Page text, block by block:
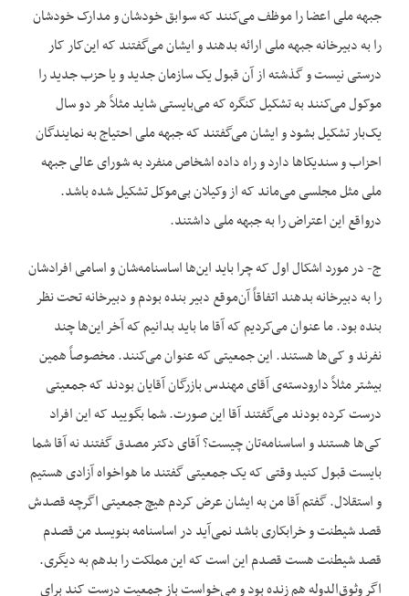
جبهه ملی اعضا را موظف می‌کنند که سوابق خودشان و مدارک خودشان
را به دبیرخانه جبهه ملی ارائه بدهند و ایشان می‌گفتند که این‌کار کار
درستی نیست و گذشته از آن قبول یک سازمان جدید و یا حزب جدید را
موکول می‌کنند به تشکیل کنگره که می‌بایستی شاید مثلاً هر دو سال
یک‌بار تشکیل بشود و ایشان می‌گفتند که جبهه ملی احتیاج به نمایندگان
احزاب و سندیکاها دارد و راه داده اشخاص منفرد به شورای عالی جبهه
ملی مثل مجلسی می‌ماند که از وکیلان بی‌موکل تشکیل شده باشد.
درواقع این اعتراض را به جبهه ملی داشتند.
ج- در مورد اشکال اول که چرا باید این‌ها اساسنامه‌شان و اسامی افرادشان
را به دبیرخانه بدهند اتفاقاً آن‌موقع دبیر بنده بودم و دبیرخانه تحت نظر
بنده بود. ما عنوان می‌کردیم که آقا ما باید بدانیم که آخر این‌ها چند
نفرند و کی‌ها هستند. این جمعیتی که عنوان می‌کنند. مخصوصاً همین
بیشتر مثلاً دارودسته‌ی آقای مهندس بازرگان آقایان بودند که جمعیتی
درست کرده بودند می‌گفتند آقا این صورت. شما بگویید که این افراد
کی‌ها هستند و اساسنامه‌تان چیست؟ آقای دکتر مصدق گفتند نه آقا شما
بایست قبول کنید وقتی که یک جمعیتی گفتند ما هواخواه آزادی هستیم
و استقلال. گفتم آقا من به ایشان عرض کردم هیچ جمعیتی اگرچه قصدش
قصد شیطنت و خرابکاری باشد نمی‌آید در اساسنامه بنویسد من قصدم
قصد شیطنت هست قصدم این است که این مملکت را بدهم به دیگری.
اگر وثوق‌الدوله هم زنده بود و می‌خواست باز جمعیت درست کند برای